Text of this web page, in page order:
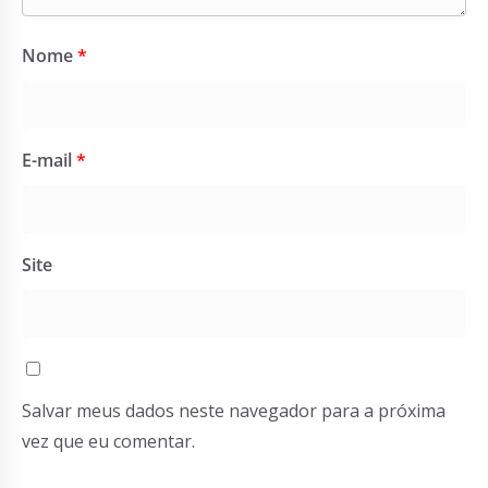
Nome*
E-mail*
Site
Salvar meus dados neste navegador para a próxima
vez que eu comentar.